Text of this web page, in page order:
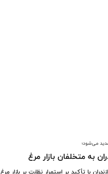
می‌شود؛
به متخلفان بازار مرغ